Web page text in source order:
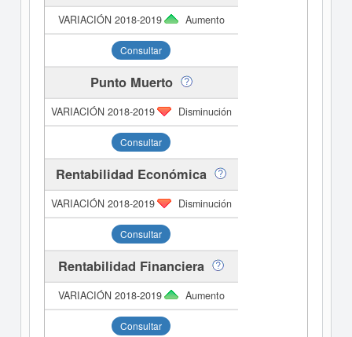
Aumento
Consultar
Punto Muerto
Disminución
Consultar
Rentabilidad Económica
Disminución
Consultar
Rentabilidad Financiera
Aumento
Consultar